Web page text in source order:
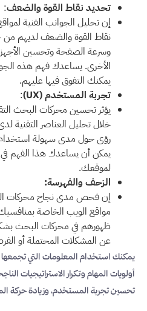
تحديد نقاط القوة والضعف:
إن تحليل الجوانب الفنية
نقاط القوة والضعف لديهم من
وسرعة الصفحة وتحسين
الأخرى. يساعدك فهم هذه
يمكنك التفوق فيها عليهم.
تجربة المستخدم (UX)
:
يؤثر تحسين محركات البحث
خلال تحليل العناصر التقنية
رؤى حول مدى سهولة
يمكن أن يساعدك هذا الفهم
لموقعك.
الزحف والفهرسة:
إن فحص مدى نجاح محركات
مواقع الويب الخاصة
ظهورهم في محركات البحث
عن المشكلات المحتملة أو
يمكنك استخدام المعلومات التي
أولويات المهام وتكرار الاستراتيجيات
تحسين تجربة المستخدم، وزيادة حركة